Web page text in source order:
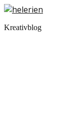
Kreativblog